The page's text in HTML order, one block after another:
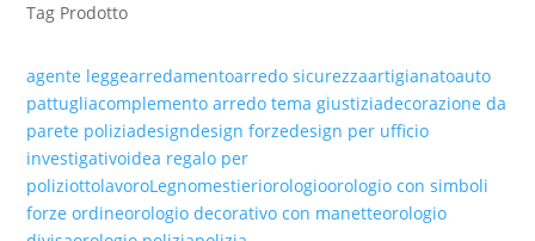
Tag Prodotto
agente leggearredamentoarredo sicurezzaartigianatoauto
pattugliacomplemento arredo tema giustiziadecorazione da
parete poliziadesigndesign forzedesign per ufficio
investigativoidea regalo per
poliziottolavoroLegnomestieriorologioorologio con simboli
forze ordineorologio decorativo con manetteorologio